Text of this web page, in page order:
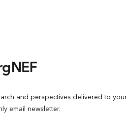
and perspectives delivered to your
email newsletter.